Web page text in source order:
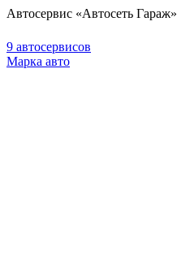
Автосервис «Автосеть Гараж»
9 автосервисов
Марка авто